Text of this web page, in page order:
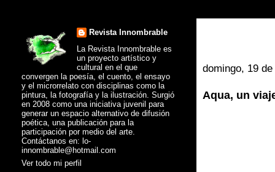
domingo, 19
Aqua, un
Revista Innombrable
La Revista Innombrable es
un proyecto artístico y
cultural en el que
convergen la poesía, el cuento, el ensayo
y el microrrelato con disciplinas como la
pintura, la fotografía y la ilustración. Surgió
en 2008 como una iniciativa juvenil para
generar un espacio alternativo de difusión
poética, una publicación para la
participación por medio del arte.
Contáctanos en: lo-
innombrable@hotmail.com
Ver todo mi perfil